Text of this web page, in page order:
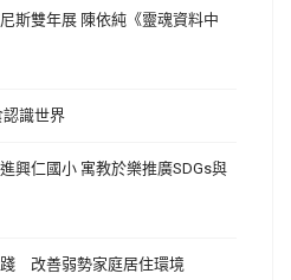
斯雙年展 陳依純《靈魂資料中
識世界
興仁國小 寓教於樂推廣SDGs與
改善弱勢家庭居住環境